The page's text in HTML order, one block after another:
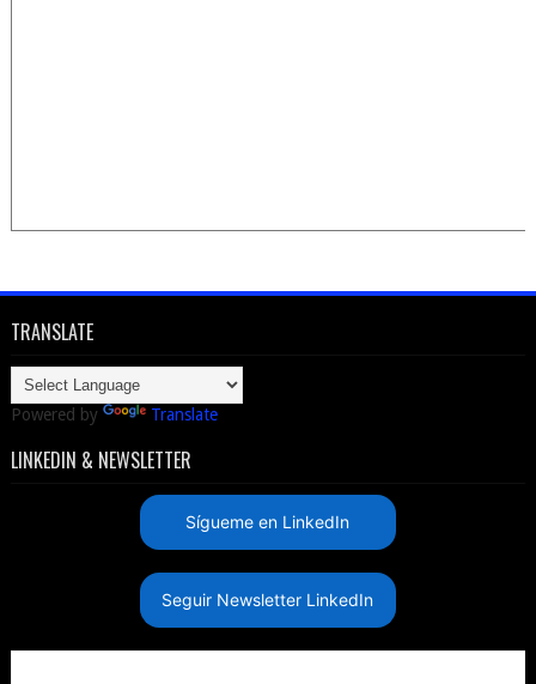
TRANSLATE
Powered by Translate
LINKEDIN & NEWSLETTER
Sígueme en LinkedIn
Seguir Newsletter LinkedIn